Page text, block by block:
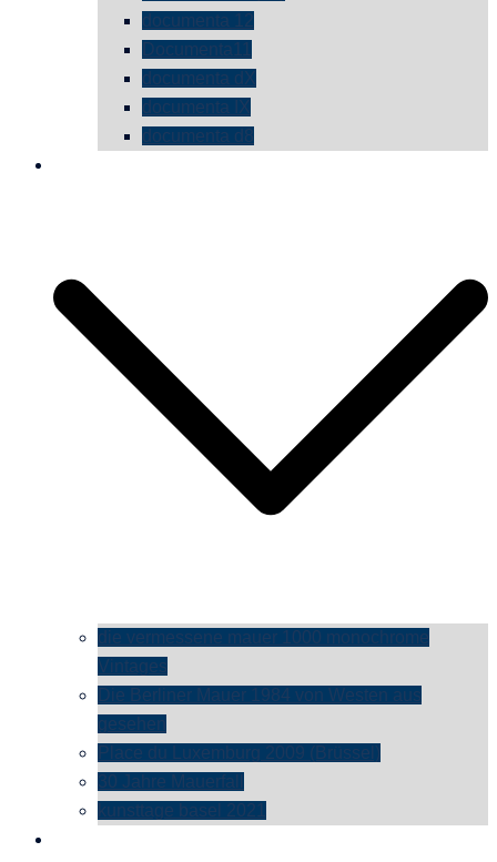
documenta 12
Documenta11
documenta dX
documenta IX
documenta d8
die vermessene mauer 1000 monochrome
Vintages
Die Berliner Mauer 1984 von Westen aus
gesehen
Place du Luxemburg 2009 (Brüssel)
30 Jahre Mauerfall
kunsttage basel 2021